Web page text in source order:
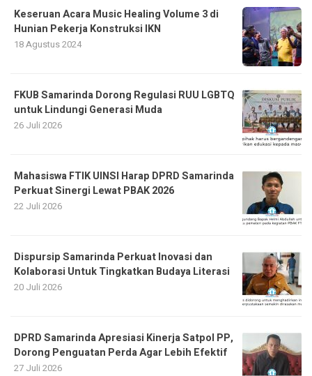
Keseruan Acara Music Healing Volume 3 di
Hunian Pekerja Konstruksi IKN
18 Agustus 2024
FKUB Samarinda Dorong Regulasi RUU LGBTQ
untuk Lindungi Generasi Muda
26 Juli 2026
Mahasiswa FTIK UINSI Harap DPRD Samarinda
Perkuat Sinergi Lewat PBAK 2026
22 Juli 2026
Dispursip Samarinda Perkuat Inovasi dan
Kolaborasi Untuk Tingkatkan Budaya Literasi
20 Juli 2026
DPRD Samarinda Apresiasi Kinerja Satpol PP,
Dorong Penguatan Perda Agar Lebih Efektif
27 Juli 2026